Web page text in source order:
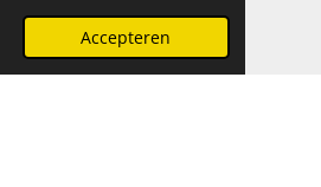
Accepteren
E-mailadres